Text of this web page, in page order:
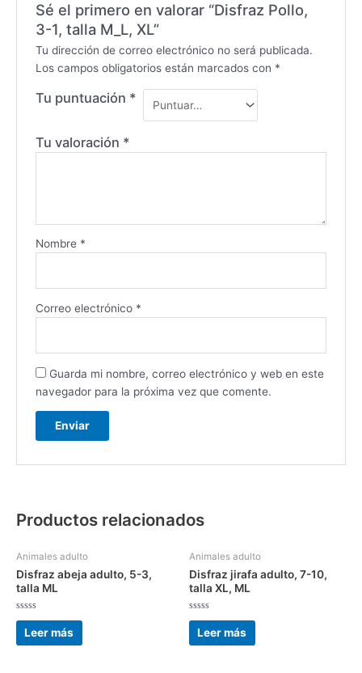
Sé el primero en valorar “Disfraz Pollo,
3-1, talla M_L, XL”
Tu dirección de correo electrónico no será publicada.
Los campos obligatorios están marcados con *
Tu puntuación *
Tu valoración *
Nombre *
Correo electrónico *
Guarda mi nombre, correo electrónico y web en este
navegador para la próxima vez que comente.
Productos relacionados
Animales adulto
Disfraz abeja adulto, 5-3,
talla ML
Valorado
con
de
Leer más
Animales adulto
Disfraz jirafa adulto, 7-10,
talla XL, ML
Valorado
con
de
Leer más